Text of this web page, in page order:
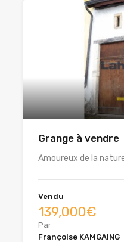
Grange à vendre
Amoureux de la
Vendu
139,000€
Par
Françoise KAMGAING